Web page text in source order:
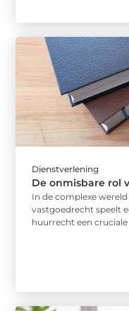
Dienstverlening
De onmisbare rol
In de complexe
vastgoedrecht speelt
huurrecht een